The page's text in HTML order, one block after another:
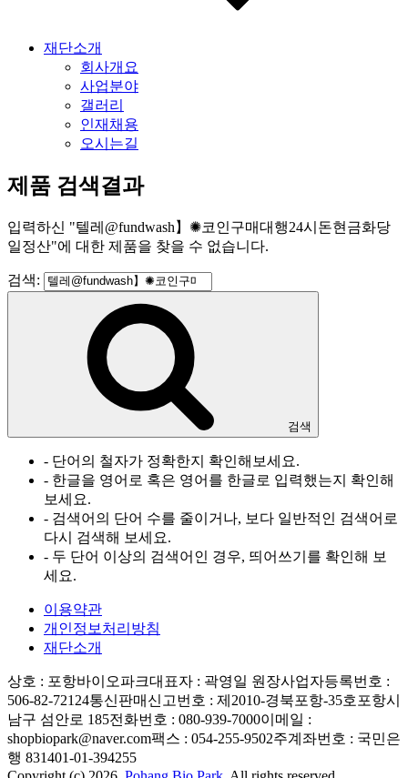
재단소개
회사개요
사업분야
갤러리
인재채용
오시는길
제품 검색결과
입력하신 "텔레@fundwash】✺코인구매대행24시돈현금화당
일정산"에 대한 제품을 찾을 수 없습니다.
검색:
검색
- 단어의 철자가 정확한지 확인해보세요.
- 한글을 영어로 혹은 영어를 한글로 입력했는지 확인해
보세요.
- 검색어의 단어 수를 줄이거나, 보다 일반적인 검색어로
다시 검색해 보세요.
- 두 단어 이상의 검색어인 경우, 띄어쓰기를 확인해 보
세요.
이용약관
개인정보처리방침
재단소개
상호 : 포항바이오파크대표자 : 곽영일 원장사업자등록번호 :
506-82-72124통신판매신고번호 : 제2010-경북포항-35호 포항시
남구 섬안로 185전화번호 : 080-939-7000이메일 :
shopbiopark@naver.com팩스 : 054-255-9502주계좌번호 : 국민은
행 831401-01-394255